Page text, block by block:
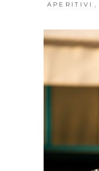
APERITIVI